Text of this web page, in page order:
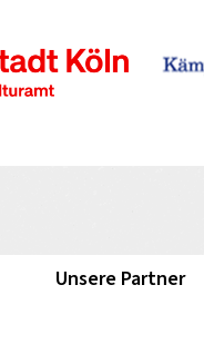
Unsere Partner